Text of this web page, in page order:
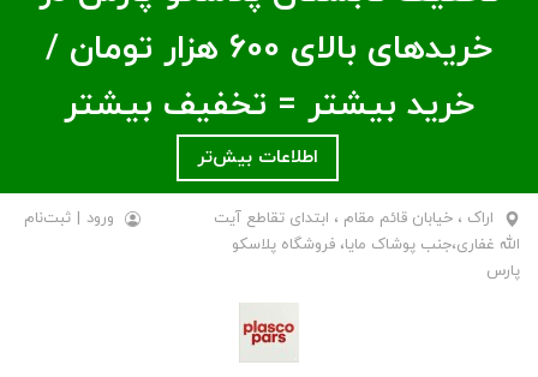
خریدهای بالای ۶00 هزار تومان /
خرید بیشتر = تخفیف بیشتر
اطلاعات بیش‌تر
اراک ، خیابان قائم مقام ، ابتدای تقاطع آیت
الله غفاری،جنب پوشاک مایا، فروشگاه پلاسکو
پارس
ورود | ثبت‌نام